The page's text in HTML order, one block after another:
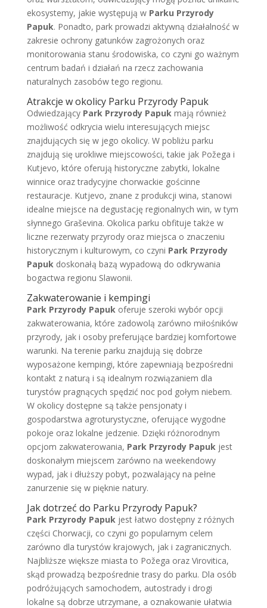
ekosystemy, jakie występują w Parku Przyrody
Papuk. Ponadto, park prowadzi aktywną działalność w
zakresie ochrony gatunków zagrożonych oraz
monitorowania stanu środowiska, co czyni go ważnym
centrum badań i działań na rzecz zachowania
naturalnych zasobów tego regionu.
Atrakcje w okolicy Parku Przyrody Papuk
Odwiedzający Park Przyrody Papukmają również
możliwość odkrycia wielu interesujących miejsc
znajdujących się w jego okolicy. W pobliżu parku
znajdują się urokliwe miejscowości, takie jak Požega i
Kutjevo, które oferują historyczne zabytki, lokalne
winnice oraz tradycyjne chorwackie gościnne
restauracje. Kutjevo, znane z produkcji wina, stanowi
idealne miejsce na degustację regionalnych win, w tym
słynnego Graševina. Okolica parku obfituje także w
liczne rezerwaty przyrody oraz miejsca o znaczeniu
historycznym i kulturowym, co czyni Park Przyrody
Papukdoskonałą bazą wypadową do odkrywania
bogactwa regionu Slawonii.
Zakwaterowanie i kempingi
Park Przyrody Papukoferuje szeroki wybór opcji
zakwaterowania, które zadowolą zarówno miłośników
przyrody, jak i osoby preferujące bardziej komfortowe
warunki. Na terenie parku znajdują się dobrze
wyposażone kempingi, które zapewniają bezpośredni
kontakt z naturą i są idealnym rozwiązaniem dla
turystów pragnących spędzić noc pod gołym niebem.
W okolicy dostępne są także pensjonaty i
gospodarstwa agroturystyczne, oferujące wygodne
pokoje oraz lokalne jedzenie. Dzięki różnorodnym
opcjom zakwaterowania, Park Przyrody Papukjest
doskonałym miejscem zarówno na weekendowy
wypad, jak i dłuższy pobyt, pozwalający na pełne
zanurzenie się w pięknie natury.
Jak dotrzeć do Parku Przyrody Papuk?
Park Przyrody Papukjest łatwo dostępny z różnych
części Chorwacji, co czyni go popularnym celem
zarówno dla turystów krajowych, jak i zagranicznych.
Najbliższe większe miasta to Požega oraz Virovitica,
skąd prowadzą bezpośrednie trasy do parku. Dla osób
podróżujących samochodem, autostrady i drogi
lokalne są dobrze utrzymane, a oznakowanie ułatwia